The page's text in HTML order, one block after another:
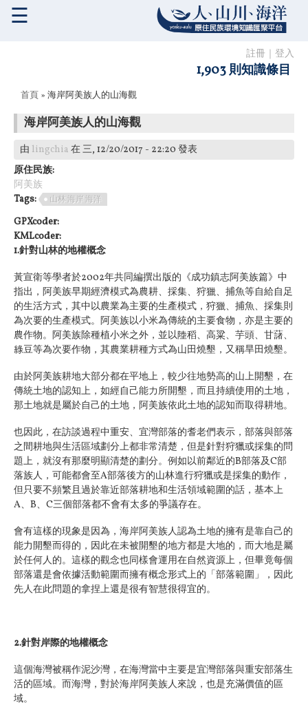
註冊 登入
1,903 則知識條目
☰
您在這裡
首頁 » 海岸阿美族人的山海觀
海岸阿美族人的山海觀
由 lingchia 在 三, 12/20/2017 - 22:20 發表
原住民族:
阿美族
Tags:
山林 海岸 海洋
GPXcoder:
KMLcoder:
1.針對山林的地權概念
黃宣衛等學者於2002年共同編撰出版的《成功鎮志阿美族篇》中
指出，阿美族早期經濟模式為農耕、採集、狩獵、捕魚等自給自足
的生活方式，其中以農業為主要的生產模式，狩獵、捕魚、採集則
為次要的生產模式。阿美族以小米為傳統的主要食物，亦是主要的
農作物。阿美族除種植小米之外，並以陸稻、高粱、芋頭、甘藷、
綠豆等為次要作物，其農業耕種方式為山田燒墾，又稱旱田燒墾。
由於阿美族耕地大部分都在平地上，較少往地勢高的山上開墾，在
傳統土地的認知上，如經自己能力所開墾，而且持續使用的土地，
那土地就是屬於自己的土地，阿美族依此土地的認知而取得耕地。
也因此，在訪談過程中重安、宜灣部落的耆老們表示，部落與部落
之間耕地與生活區域劃分上都非常清楚，但是針對狩獵或採集的問
題上，就沒有那麼明顯清楚的劃分。例如以前鄰近的B部落及C部
落族人，可能都會至A部落後方的山林進行狩獵或是採集的動作，
但只要不頻繁且過於靠近部落耕地和生活領域範圍的話，基本上
A、B、C三個部落都不會有太多的爭議存在。
會有這樣的現象是因為，海岸阿美族人認為土地的擁有是靠自己的
能力開墾而得的，因此在未被開墾的地方都是大地的，而大地是屬
於任何人的。這樣的觀念也同樣會運用在自然資源上，但畢竟每個
部落還是會依據活動範圍而擁有概念形式上的「部落範圍」，因此
先人在此問題的拿捏上還是很有智慧很得宜的。
2.針對岸際的地權概念
這個海灣被稱作泥沙灣，在海灣當中主要是宜灣部落與重安部落生
活的區域。而海灣，對於海岸阿美族人來說，也是充滿價值的區
域。